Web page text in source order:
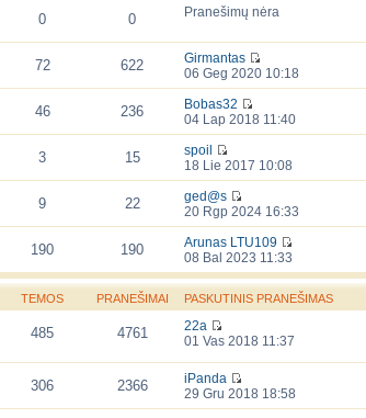
0 0 Pranešimų nėra
72 622
Girmantas
06 Geg 2020 10:18
46 236
Bobas32
04 Lap 2018 11:40
3 15
spoil
18 Lie 2017 10:08
9 22
ged@s
20 Rgp 2024 16:33
190 190
Arunas LTU109
08 Bal 2023 11:33
TEMOS PRANEŠIMAI PASKUTINIS PRANEŠIMAS
485 4761
22a
01 Vas 2018 11:37
306 2366
iPanda
29 Gru 2018 18:58